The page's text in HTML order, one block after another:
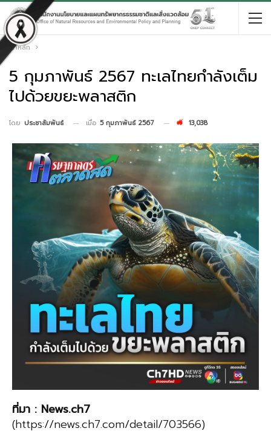
หน้าหลัก
5 กุมภาพันธ์ 2567 ทะเลไทยกำลังเต็ม
ไปด้วยขยะพลาสติก
โดย ประชาสัมพันธ์ เมื่อ 5 กุมภาพันธ์ 2567 13,038
ที่มา : News.ch7
(https://news.ch7.com/detail/703566)